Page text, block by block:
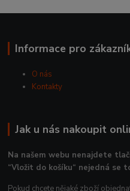
Informace pro
O nás
Kontakty
Jak u nás nakoupit
Na našem webu nenajdete
“Vložit do košíku“ nejedná se
Pokud chcete nějaké zboží